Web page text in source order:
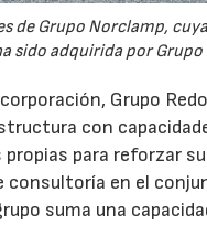
de Grupo Norclamp,
sido adquirida por Grupo
Grupo
con
para reforzar su
consultoría en el
suma una